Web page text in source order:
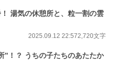
湯気の休憩所と、粒一割の雲
2025.09.12 22:572,720文字
”！？ うちの子たちのあたたか